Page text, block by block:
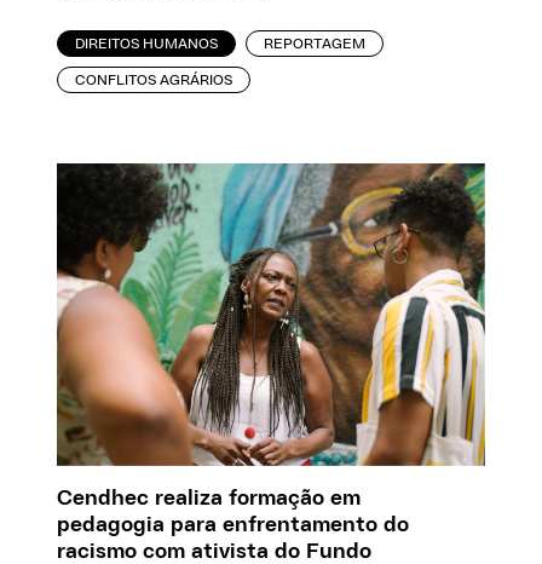
DIREITOS HUMANOS REPORTAGEM
CONFLITOS AGRÁRIOS
Cendhec realiza formação em
pedagogia para enfrentamento do
racismo com ativista do Fundo